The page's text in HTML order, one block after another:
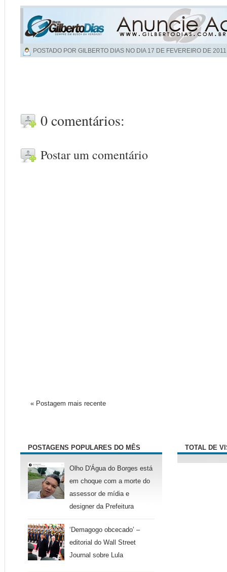
POSTADO POR GILBERTO DIAS NO DIA 17 DE FEVEREIRO DE 2011
0 comentários:
Postar um comentário
« Postagem mais recente
POSTAGENS POPULARES DO MÊS
Olho D'Água do Borges está
em choque com a morte do
assessor de mídia e
designer da Prefeitura
‘Demagogo obcecado’ –
editorial do Wall Street
Journal sobre Lula
TOTAL DE